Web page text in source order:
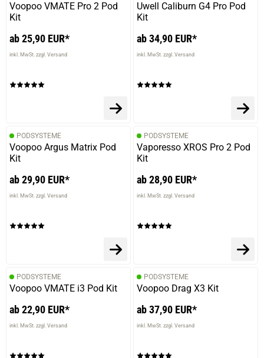
Voopoo VMATE Pro 2 Pod
Kit
ab 25,90 EUR*
inkl. MwSt. zzgl. Versand
Uwell Caliburn G4 Pro Pod
Kit
ab 34,90 EUR*
inkl. MwSt. zzgl. Versand
PODSYSTEME
Voopoo Argus Matrix Pod
Kit
ab 29,90 EUR*
inkl. MwSt. zzgl. Versand
PODSYSTEME
Vaporesso XROS Pro 2 Pod
Kit
ab 28,90 EUR*
inkl. MwSt. zzgl. Versand
PODSYSTEME
Voopoo VMATE i3 Pod Kit
ab 22,90 EUR*
inkl. MwSt. zzgl. Versand
PODSYSTEME
Voopoo Drag X3 Kit
ab 37,90 EUR*
inkl. MwSt. zzgl. Versand